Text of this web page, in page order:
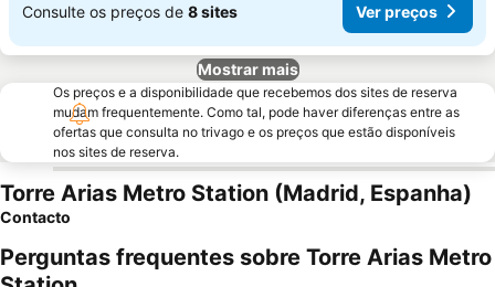
Consulte os preços de 8 sites Ver preços
Mostrar mais
Os preços e a disponibilidade que recebemos dos sites de reserva
mudam frequentemente. Como tal, pode haver diferenças entre as
ofertas que consulta no trivago e os preços que estão disponíveis
nos sites de reserva.
Torre Arias Metro Station (Madrid, Espanha)
Contacto
Perguntas frequentes sobre Torre Arias Metro